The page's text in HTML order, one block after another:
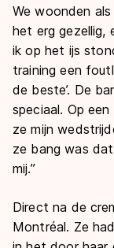
We woonden
het erg gezellig,
ik op het ijs
training een
de beste’. De
speciaal. Op
ze mijn
ze bang was
mij.”
Direct na de
Montréal. Ze